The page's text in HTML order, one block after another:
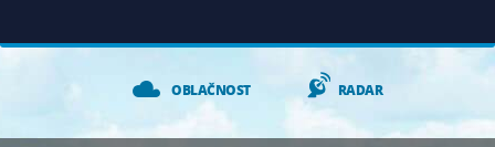
OBLAČNOST RADAR